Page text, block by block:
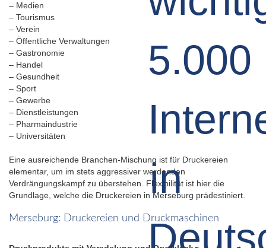
– Medien
– Tourismus
– Verein
– Öffentliche Verwaltungen
– Gastronomie
– Handel
– Gesundheit
– Sport
– Gewerbe
– Dienstleistungen
– Pharmaindustrie
– Universitäten
Eine ausreichende Branchen-Mischung ist für Druckereien
elementar, um im stets aggressiver werdenden
Verdrängungskampf zu überstehen. Flexibilität ist hier die
Grundlage, welche die Druckereien in Merseburg prädestiniert.
Merseburg: Druckereien und Druckmaschinen